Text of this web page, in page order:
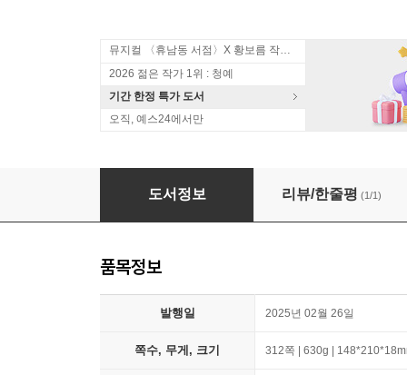
뮤지컬 〈휴남동 서점〉X 황보름 작가 북토크
2026 젊은 작가 1위 : 청예
기간 한정 특가 도서
오직, 예스24에서만
플라스틱 뷰티
도서정보 리뷰/한줄평 (1/1)
품목정보
발행일 2025년 02월 26일
쪽수, 무게, 크기 312쪽 | 630g |